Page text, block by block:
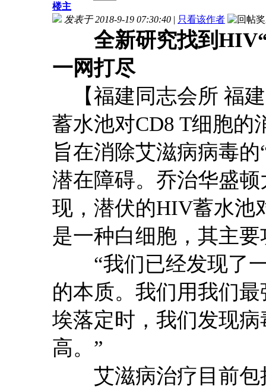
楼主
发表于 2018-9-19 07:30:40 | 只看该作者
全新研究找到
一网打尽
【福建同志会所 福
蓄水池对CD8 T细胞的
旨在消除艾滋病病毒
潜在障碍。乔治华盛
现，潜伏的HIV蓄水池
是一种白细胞，其主
“我们已经发现了一
的本质。我们用我们
埃落定时，我们发现
高。”
艾滋病治疗目前包